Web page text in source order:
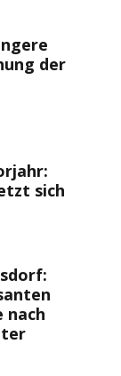
der
sich
nach